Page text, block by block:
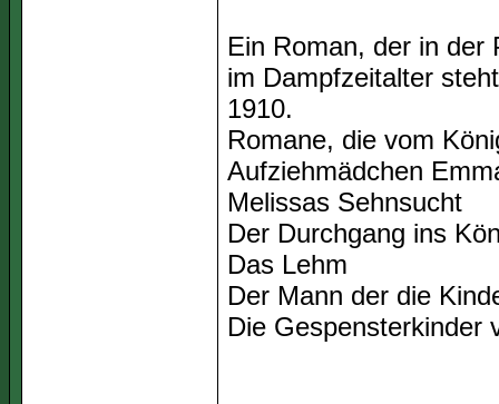
Ein Roman, der in der
im Dampfzeitalter
1910.
Romane, die vom
Aufziehmädchen
Melissas Sehnsucht
Der Durchgang ins
Das Lehm
Der Mann der die
Die Gespensterkinder